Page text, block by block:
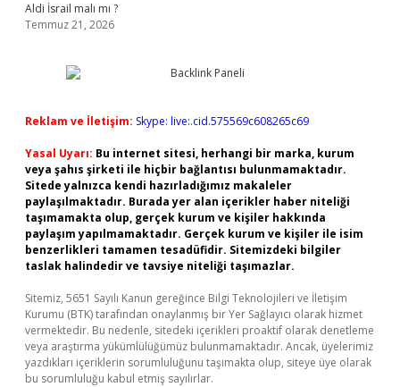
Aldi İsrail malı mı ?
Temmuz 21, 2026
Reklam ve İletişim: Skype: live:.cid.575569c608265c69
Yasal Uyarı: Bu internet sitesi, herhangi bir marka, kurum
veya şahıs şirketi ile hiçbir bağlantısı bulunmamaktadır.
Sitede yalnızca kendi hazırladığımız makaleler
paylaşılmaktadır. Burada yer alan içerikler haber niteliği
taşımamakta olup, gerçek kurum ve kişiler hakkında
paylaşım yapılmamaktadır. Gerçek kurum ve kişiler ile isim
benzerlikleri tamamen tesadüfidir. Sitemizdeki bilgiler
taslak halindedir ve tavsiye niteliği taşımazlar.
Sitemiz, 5651 Sayılı Kanun gereğince Bilgi Teknolojileri ve İletişim
Kurumu (BTK) tarafından onaylanmış bir Yer Sağlayıcı olarak hizmet
vermektedir. Bu nedenle, sitedeki içerikleri proaktif olarak denetleme
veya araştırma yükümlülüğümüz bulunmamaktadır. Ancak, üyelerimiz
yazdıkları içeriklerin sorumluluğunu taşımakta olup, siteye üye olarak
bu sorumluluğu kabul etmiş sayılırlar.